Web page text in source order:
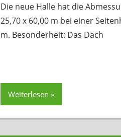
Die neue Halle hat die
25,70 x 60,00 m bei einer
m. Besonderheit: Das Dach
Weiterlesen